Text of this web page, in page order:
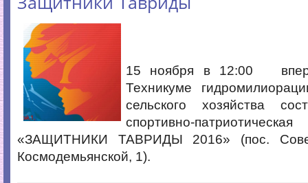
15 ноября в 12:00
Техникуме
сельского хозяйства
спортивно-
«ЗАЩИТНИКИ ТАВРИДЫ 2016» (пос.
Космодемьянской, 1).